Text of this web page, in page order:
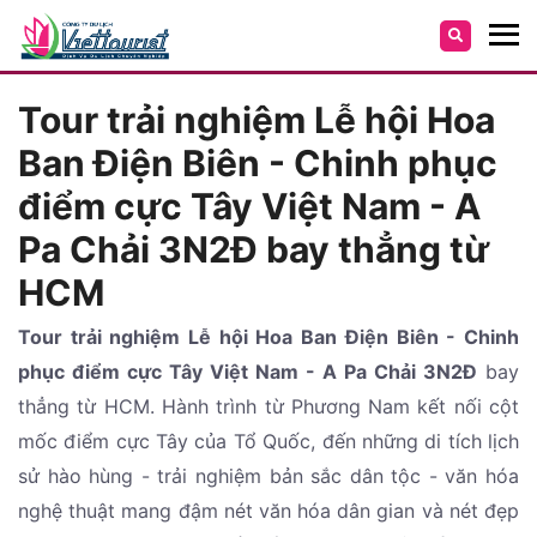
Tour trải nghiệm Lễ hội Hoa
Ban Điện Biên - Chinh phục
điểm cực Tây Việt Nam - A
Pa Chải 3N2Đ bay thẳng từ
HCM
Tour trải nghiệm Lễ hội Hoa Ban Điện Biên - Chinh
phục điểm cực Tây Việt Nam - A Pa Chải 3N2Đ bay
thẳng từ HCM. Hành trình từ Phương Nam kết nối cột
mốc điểm cực Tây của Tổ Quốc, đến những di tích lịch
sử hào hùng - trải nghiệm bản sắc dân tộc - văn hóa
nghệ thuật mang đậm nét văn hóa dân gian và nét đẹp